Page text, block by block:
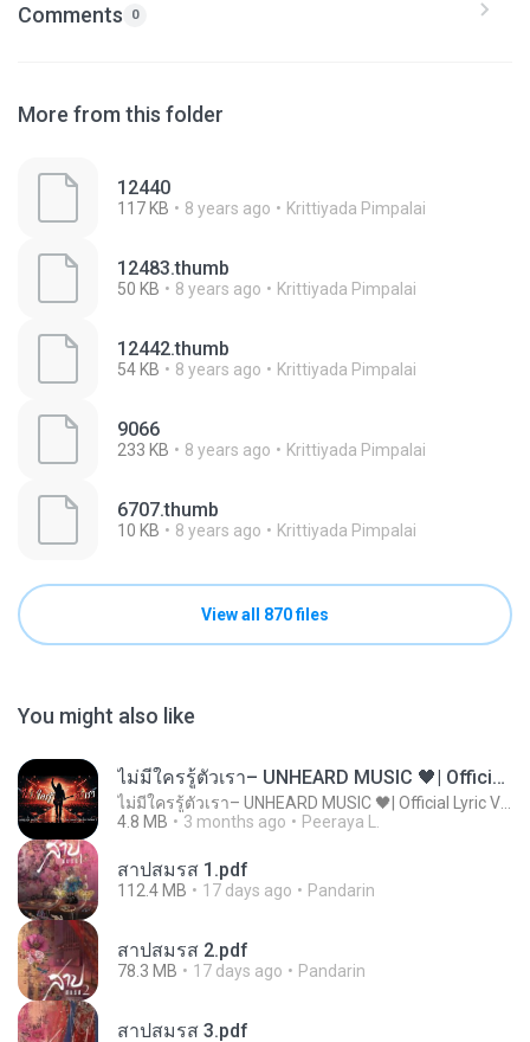
Comments 0
More from this folder
12440
117 KB 8 years ago Krittiyada Pimpalai
12483.thumb
50 KB 8 years ago Krittiyada Pimpalai
12442.thumb
54 KB 8 years ago Krittiyada Pimpalai
9066
233 KB 8 years ago Krittiyada Pimpalai
6707.thumb
10 KB 8 years ago Krittiyada Pimpalai
View all 870 files
You might also like
ไม่มีใครรู้ตัวเรา– UNHEARD MUSIC 🖤| Official Lyric Video | เพลงสู้ชีวิต
4.8 MB
3 months ago Peeraya L.
สาปสมรส 1.pdf
112.4 MB 17 days ago Pandarin
สาปสมรส 2.pdf
78.3 MB 17 days ago Pandarin
สาปสมรส 3.pdf